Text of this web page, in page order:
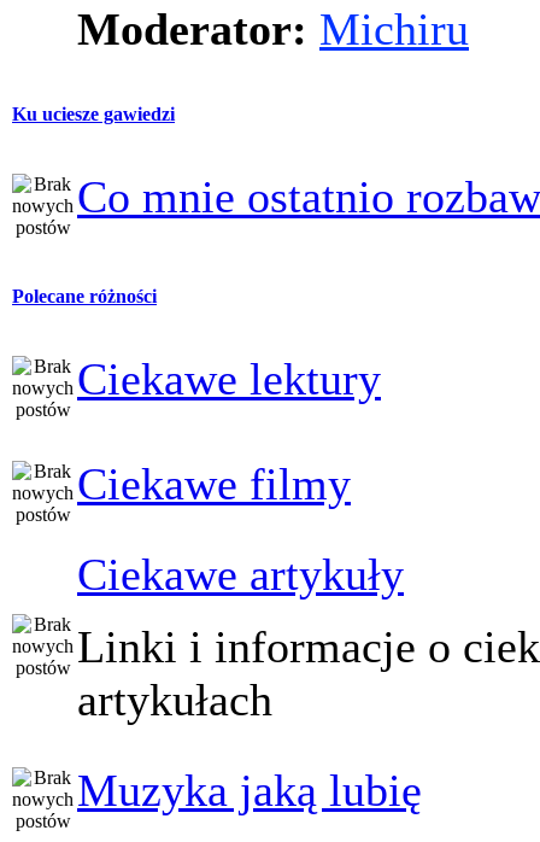
Moderator: Michiru
Ku uciesze gawiedzi
Co mnie ostatnio
Polecane różności
Ciekawe lektury
Ciekawe filmy
Ciekawe artykuły
Linki i informacje o
artykułach
Muzyka jaką lubię